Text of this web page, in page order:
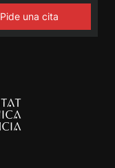
Pide una cita